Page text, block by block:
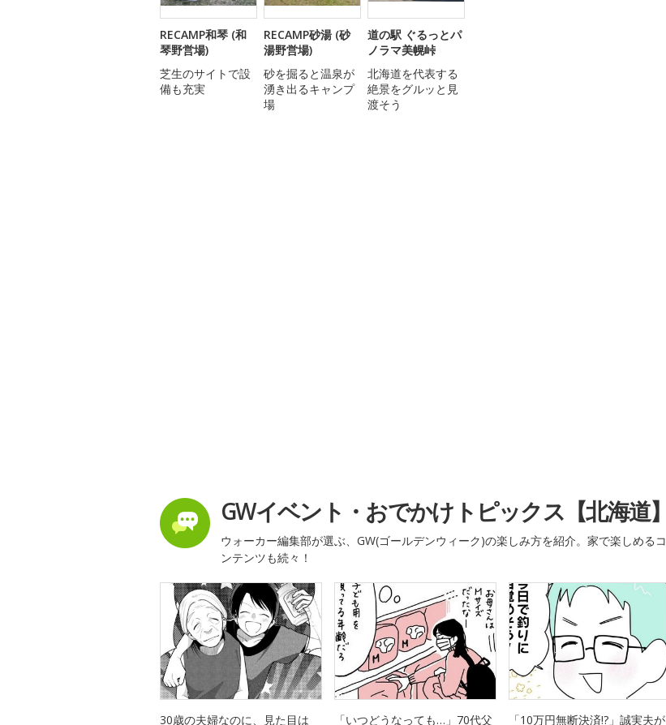
RECAMP和琴 (和
琴野営場)
芝生のサイトで設
備も充実
RECAMP砂湯 (砂
湯野営場)
砂を掘ると温泉が
湧き出るキャンプ
場
道の駅 ぐるっとパ
ノラマ美幌峠
北海道を代表する
絶景をグルッと見
渡そう
GWイベント・おでかけトピックス【北海道】
ウォーカー編集部が選ぶ、GW(ゴールデンウィーク)の楽しみ方を紹介。家で楽しめるコ
ンテンツも続々！
30歳の夫婦なのに、見た目は 「いつどうなっても…」70代父 「10万円無断決済!?」誠実夫が